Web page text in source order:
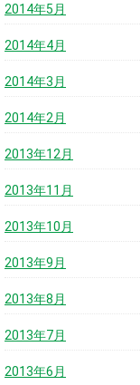
2014年5月
2014年4月
2014年3月
2014年2月
2013年12月
2013年11月
2013年10月
2013年9月
2013年8月
2013年7月
2013年6月